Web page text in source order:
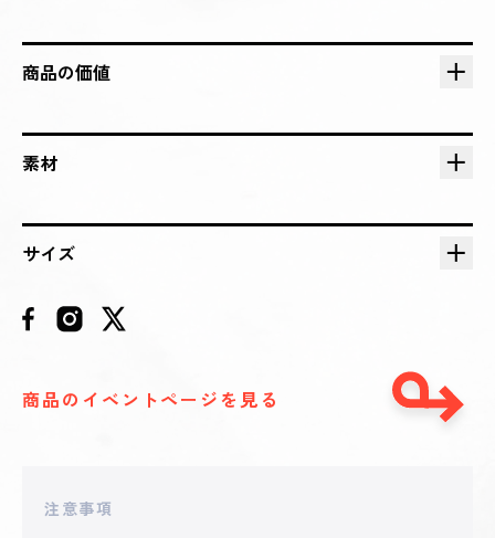
2025 - 09 - 08 17:14
円
**ione_12 2025 - 09 - 08 12:37
円
**THIT 2025 - 09 - 07 13:04
2025 - 09 - 07 11:45
商品の価値
素材
サイズ
商品のイベントページを見る
注意事項